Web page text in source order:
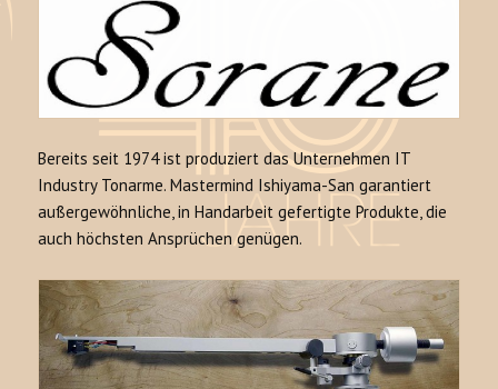
Bereits seit 1974 ist produziert das Unternehmen IT
Industry Tonarme. Mastermind Ishiyama-San garantiert
außergewöhnliche, in Handarbeit gefertigte Produkte, die
auch höchsten Ansprüchen genügen.